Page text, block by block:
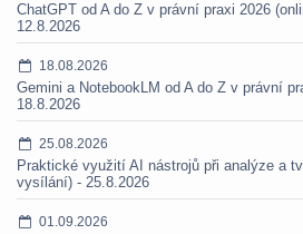
ChatGPT od A do Z v právní praxi 2026
12.8.2026
18.08.2026
Gemini a NotebookLM od A do Z v právní
18.8.2026
25.08.2026
Praktické využití AI nástrojů při analýze a
vysílání) - 25.8.2026
01.09.2026